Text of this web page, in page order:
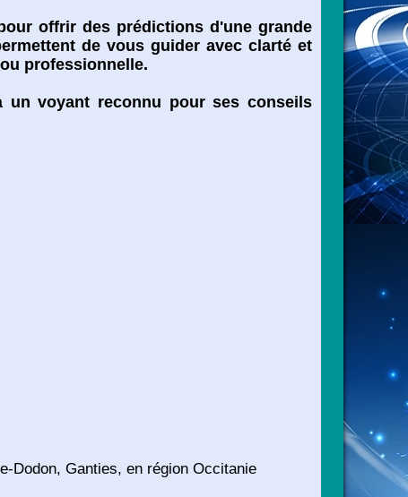
offrir des prédictions d'une grande
de vous guider avec clarté et
professionnelle.
un voyant reconnu pour ses conseils
Dodon, Ganties, en région Occitanie